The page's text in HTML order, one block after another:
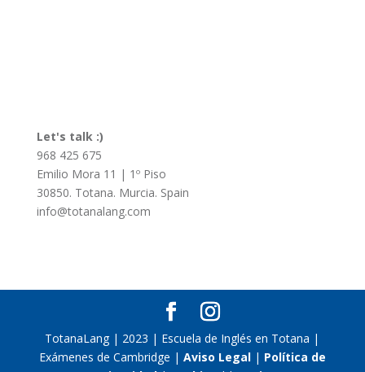
Let's talk :)
968 425 675
Emilio Mora 11 | 1º Piso
30850. Totana. Murcia. Spain
info@totanalang.com
TotanaLang | 2023 | Escuela de Inglés en Totana |
Exámenes de Cambridge | Aviso Legal| Política de